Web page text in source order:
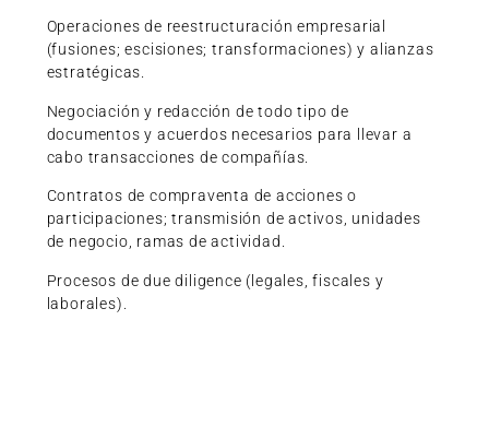
Operaciones de reestructuración empresarial
(fusiones; escisiones; transformaciones) y alianzas
estratégicas.
Negociación y redacción de todo tipo de
documentos y acuerdos necesarios para llevar a
cabo transacciones de compañías.
Contratos de compraventa de acciones o
participaciones; transmisión de activos, unidades
de negocio, ramas de actividad.
Procesos de due diligence (legales, fiscales y
laborales).